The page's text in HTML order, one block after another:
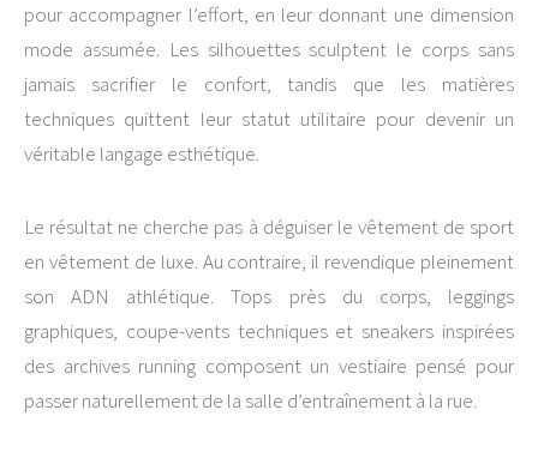
pour accompagner l’effort, en leur donnant une dimension
mode assumée. Les silhouettes sculptent le corps sans
jamais sacrifier le confort, tandis que les matières
techniques quittent leur statut utilitaire pour devenir un
véritable langage esthétique.
Le résultat ne cherche pas à déguiser le vêtement de sport
en vêtement de luxe. Au contraire, il revendique pleinement
son ADN athlétique. Tops près du corps, leggings
graphiques, coupe-vents techniques et sneakers inspirées
des archives running composent un vestiaire pensé pour
passer naturellement de la salle d’entraînement à la rue.